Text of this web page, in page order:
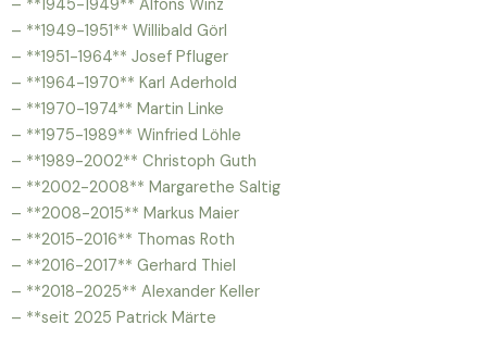
– **1945-1949** Alfons Winz
– **1949-1951** Willibald Görl
– **1951-1964** Josef Pfluger
– **1964-1970** Karl Aderhold
– **1970-1974** Martin Linke
– **1975-1989** Winfried Löhle
– **1989-2002** Christoph Guth
– **2002-2008** Margarethe Saltig
– **2008-2015** Markus Maier
– **2015-2016** Thomas Roth
– **2016-2017** Gerhard Thiel
– **2018-2025** Alexander Keller
– **seit 2025 Patrick Märte